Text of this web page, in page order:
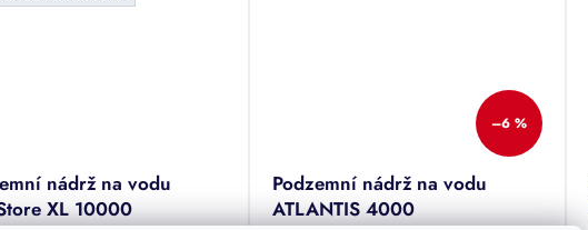
nádrž na vodu
XL 10000
–6 %
Podzemní nádrž na vodu
ATLANTIS 4000